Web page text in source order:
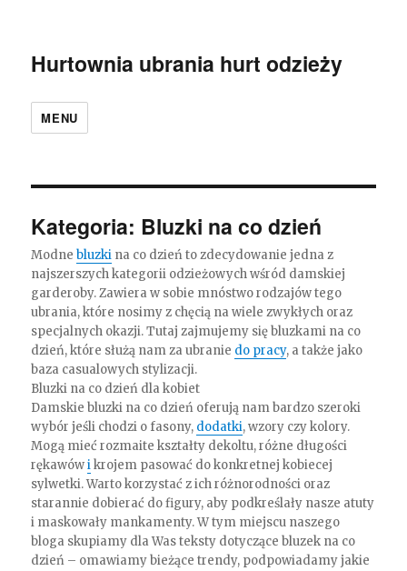
Hurtownia ubrania hurt odzieży
MENU
Kategoria: Bluzki na co dzień
Modnebluzki na co dzień to zdecydowanie jedna z
najszerszych kategorii odzieżowych wśród damskiej
garderoby. Zawiera w sobie mnóstwo rodzajów tego
ubrania, które nosimy z chęcią na wiele zwykłych oraz
specjalnych okazji. Tutaj zajmujemy się bluzkami na co
dzień, które służą nam za ubranie do pracy, a także jako
baza casualowych stylizacji.
Bluzki na co dzień dla kobiet
Damskie bluzki na co dzień oferują nam bardzo szeroki
wybór jeśli chodzi o fasony, dodatki, wzory czy kolory.
Mogą mieć rozmaite kształty dekoltu, różne długości
rękawówikrojem pasować do konkretnej kobiecej
sylwetki. Warto korzystać z ich różnorodności oraz
starannie dobierać do figury, aby podkreślały nasze atuty
i maskowały mankamenty. W tym miejscu naszego
bloga skupiamy dla Was teksty dotyczące bluzek na co
dzień – omawiamy bieżące trendy, podpowiadamy jakie